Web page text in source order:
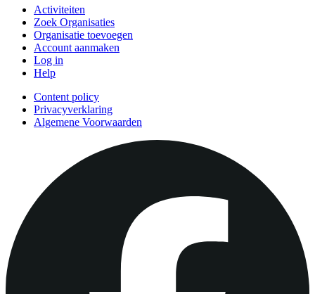
Activiteiten
Zoek Organisaties
Organisatie toevoegen
Account aanmaken
Log in
Help
Content policy
Privacyverklaring
Algemene Voorwaarden